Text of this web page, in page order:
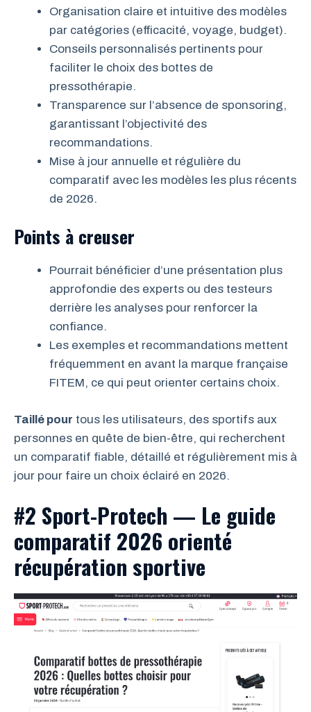
Organisation claire et intuitive des modèles
par catégories (efficacité, voyage, budget).
Conseils personnalisés pertinents pour
faciliter le choix des bottes de
pressothérapie.
Transparence sur l’absence de sponsoring,
garantissant l’objectivité des
recommandations.
Mise à jour annuelle et régulière du
comparatif avec les modèles les plus récents
de 2026.
Points à creuser
Pourrait bénéficier d’une présentation plus
approfondie des experts ou des testeurs
derrière les analyses pour renforcer la
confiance.
Les exemples et recommandations mettent
fréquemment en avant la marque française
FITEM, ce qui peut orienter certains choix.
Taillé pour tous les utilisateurs, des sportifs aux
personnes en quête de bien-être, qui recherchent
un comparatif fiable, détaillé et régulièrement mis à
jour pour faire un choix éclairé en 2026.
#2 Sport-Protech — Le guide
comparatif 2026 orienté
récupération sportive